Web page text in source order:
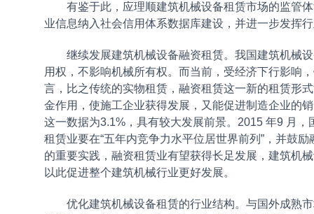
有鉴于此，应理顺建筑机械设备租赁市场的监管体
业信息纳入社会信用体系数据库建设，并进一步发挥
继续发展建筑机械设备融资租赁。我国建筑机械设
用权，不影响机械所有权。而当前，受经济下行影响
言，比之传统的实物租赁，融资租赁这一新的租赁形
金作用，使施工企业获得发展，又能促进制造企业的
这一数据为3.1%，具有较大发展前景。2015 年9 月
租赁业要在“五年内竞争力水平位居世界前列”，并鼓
的重要实践，融资租赁业有望获得长足发展，建筑机
以此促进整个建筑机械行业更好发展。
优化建筑机械设备租赁的行业结构。与国外成熟市